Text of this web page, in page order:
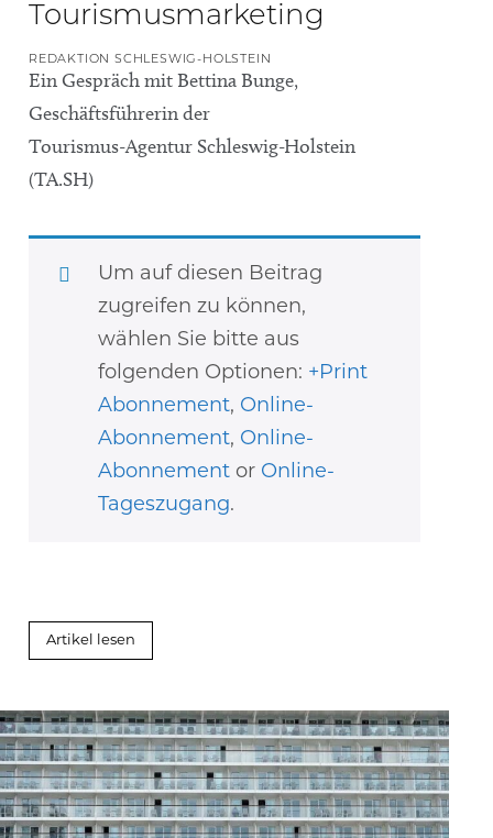
Tourismusmarketing
REDAKTION SCHLESWIG-HOLSTEIN
Ein Gespräch mit Bettina Bunge,
Geschäftsführerin der
Tourismus-Agentur Schleswig-Holstein
(TA.SH)
Um auf diesen Beitrag
zugreifen zu können,
wählen Sie bitte aus
folgenden Optionen: +Print
Abonnement, Online-
Abonnement, Online-
Abonnement or Online-
Tageszugang.
Artikel lesen